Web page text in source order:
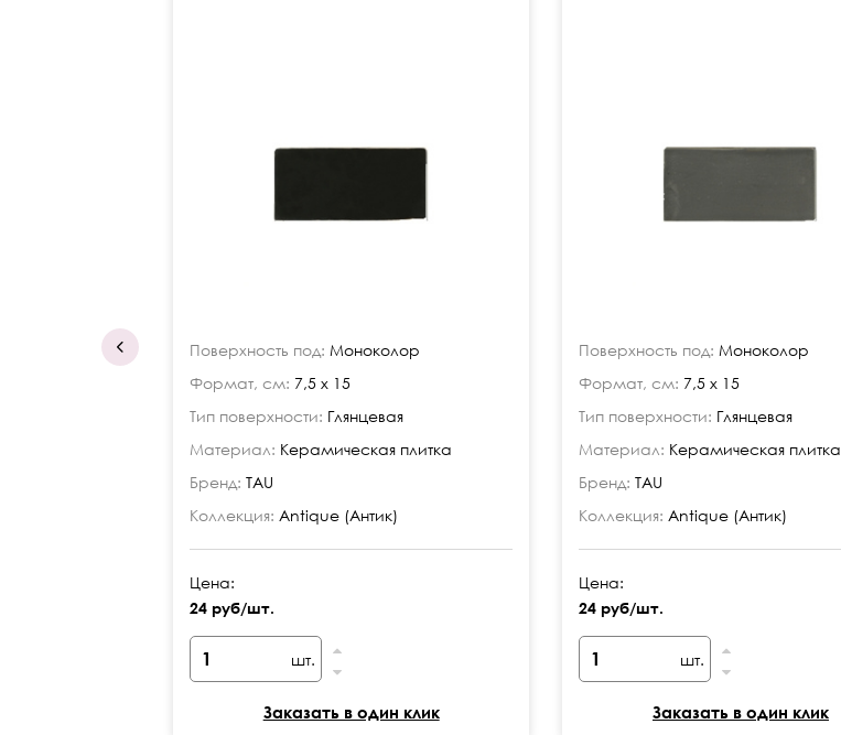
Поверхность под: Моноколор
Формат, см: 7,5 x 15
Тип поверхности: Глянцевая
Материал: Керамическая плитка
Бренд: TAU
Коллекция: Antique (Антик)
Цена:
24 руб/шт.
шт.
Заказать в один клик
Поверхность под: Моноколор
Формат, см: 7,5 x 15
Тип поверхности: Глянцевая
Материал: Керамическая плитка
Бренд: TAU
Коллекция: Antique (Антик)
Цена:
24 руб/шт.
шт.
Заказать в один клик